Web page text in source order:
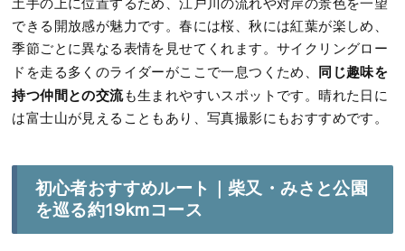
土手の上に位置するため、江戸川の流れや対岸の景色を一望
できる開放感が魅力です。春には桜、秋には紅葉が楽しめ、
季節ごとに異なる表情を見せてくれます。サイクリングロー
ドを走る多くのライダーがここで一息つくため、
同じ趣味を
持つ仲間との交流も生まれやすいスポットです。晴れた日に
は富士山が見えることもあり、写真撮影にもおすすめです。
初心者おすすめルート｜柴又・みさと公園
を巡る約19kmコース